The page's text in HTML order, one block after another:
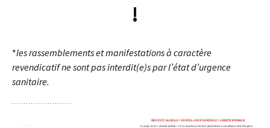
!
*les rassemblements et manifestations à caractère
revendicatif ne sont pas interdit(e)s par l’état d’urgence
sanitaire.